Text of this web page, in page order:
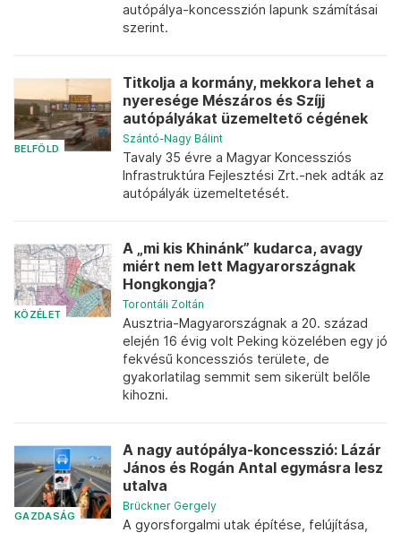
autópálya-koncesszión lapunk számításai
szerint.
BELFÖLD
Titkolja a kormány, mekkora lehet a
nyeresége Mészáros és Szíjj
autópályákat üzemeltető cégének
Szántó-Nagy Bálint
Tavaly 35 évre a Magyar Koncessziós
Infrastruktúra Fejlesztési Zrt.-nek adták az
autópályák üzemeltetését.
KÖZÉLET
A „mi kis Khinánk” kudarca, avagy
miért nem lett Magyarországnak
Hongkongja?
Torontáli Zoltán
Ausztria-Magyarországnak a 20. század
elején 16 évig volt Peking közelében egy jó
fekvésű koncessziós területe, de
gyakorlatilag semmit sem sikerült belőle
kihozni.
GAZDASÁG
A nagy autópálya-koncesszió: Lázár
János és Rogán Antal egymásra lesz
utalva
Brückner Gergely
A gyorsforgalmi utak építése, felújítása,